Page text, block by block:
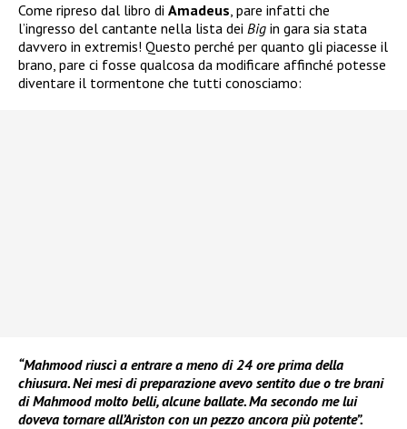
Come ripreso dal libro di Amadeus , pare infatti che
l’ingresso del cantante nella lista dei Big in gara sia stata
davvero in extremis! Questo perché per quanto gli piacesse il
brano, pare ci fosse qualcosa da modificare affinché potesse
diventare il tormentone che tutti conosciamo:
“Mahmood riuscì a entrare a meno di 24 ore prima della
chiusura. Nei mesi di preparazione avevo sentito due o tre brani
di Mahmood molto belli, alcune ballate. Ma secondo me lui
doveva tornare all’Ariston con un pezzo ancora più potente”.